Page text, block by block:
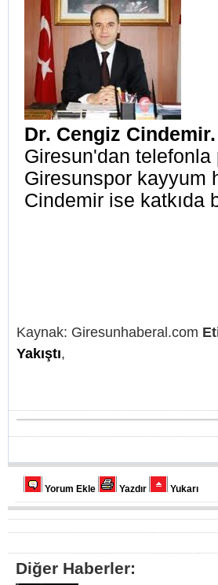
Dr. Cengiz Cindemir.
Giresun'dan
Giresunspor kayyum
Cindemir ise katkıda
Kaynak: Giresunhaberal.com
Yakıştı,
Yorum Ekle Yazdır Yukarı
Diğer Haberler: